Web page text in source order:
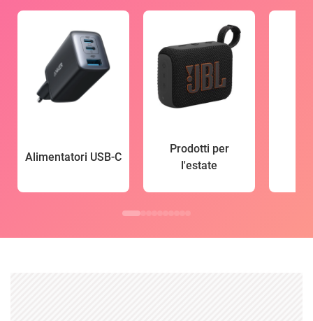
Alimentatori USB-C
Prodotti per
l'estate